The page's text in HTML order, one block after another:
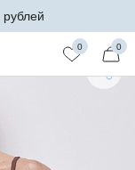
рублей
0 0